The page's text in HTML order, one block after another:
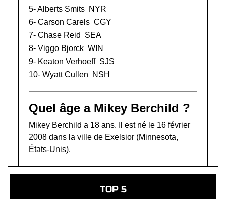
5-Alberts Smits NYR
6- Carson Carels CGY
7- Chase Reid
SEA
8- Viggo Bjorck WIN
9- Keaton Verhoeff SJS
10- Wyatt Cullen NSH
Quel âge a Mikey Berchild ?
Mikey Berchild a 18 ans. Il est né le 16 février
2008 dans la ville de Exelsior (Minnesota,
États-Unis).
TOP 5